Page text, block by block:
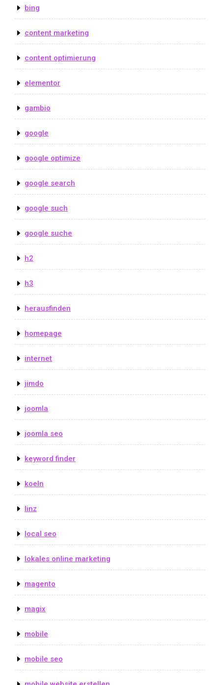
bing
content marketing
content optimierung
elementor
gambio
google
google optimize
google search
google such
google suche
h2
h3
herausfinden
homepage
internet
jimdo
joomla
joomla seo
keyword finder
koeln
linz
local seo
lokales online marketing
magento
magix
mobile
mobile seo